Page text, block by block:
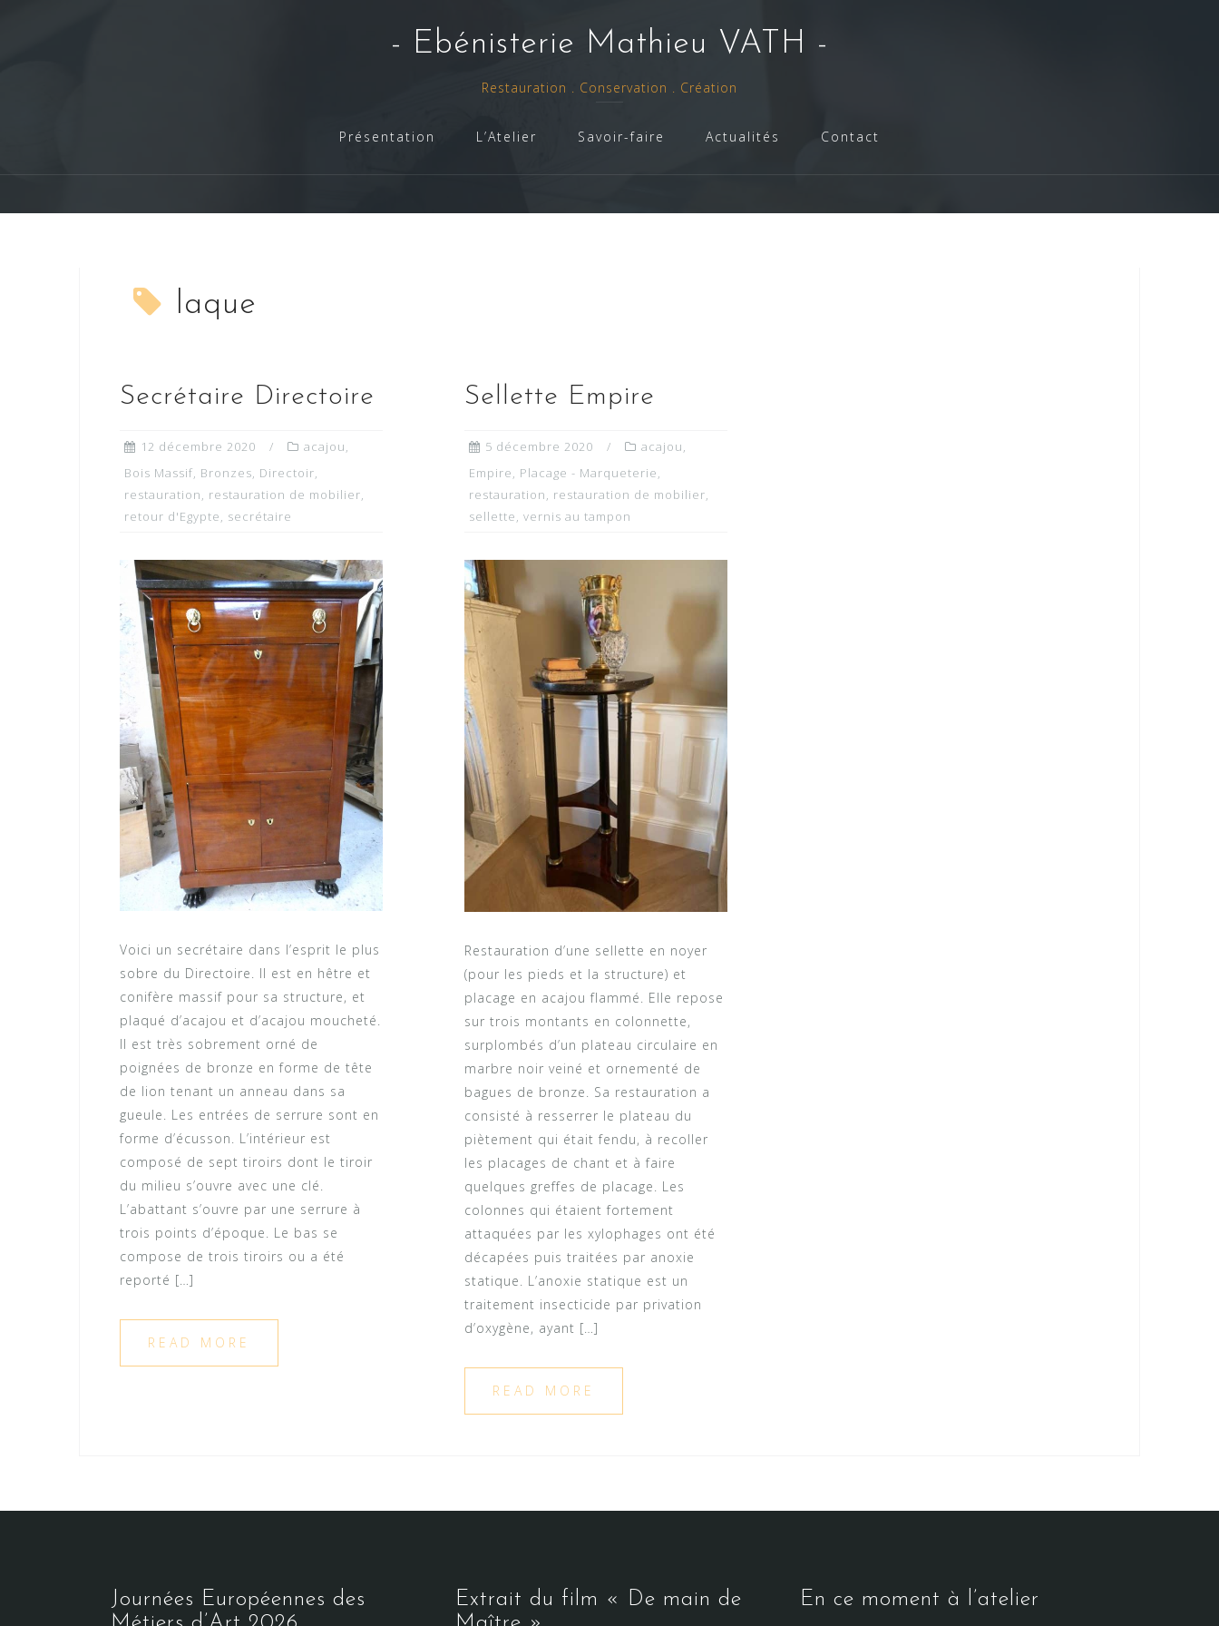
- Ebénisterie Mathieu VATH -
Restauration . Conservation . Création
Présentation L’Atelier Savoir-faire Actualités Contact
laque
Secrétaire Directoire
12 décembre 2020 acajou,
Bois Massif, Bronzes, Directoir,
restauration, restauration de mobilier,
retour d'Egypte, secrétaire
Voici un secrétaire dans l’esprit le plus
sobre du Directoire. Il est en hêtre et
conifère massif pour sa structure, et
plaqué d’acajou et d’acajou moucheté.
Il est très sobrement orné de
poignées de bronze en forme de tête
de lion tenant un anneau dans sa
gueule. Les entrées de serrure sont en
forme d’écusson. L’intérieur est
composé de sept tiroirs dont le tiroir
du milieu s’ouvre avec une clé.
L’abattant s’ouvre par une serrure à
trois points d’époque. Le bas se
compose de trois tiroirs ou a été
reporté […]
READ MORE
Sellette Empire
5 décembre 2020 acajou,
Empire, Placage - Marqueterie,
restauration, restauration de mobilier,
sellette, vernis au tampon
Restauration d’une sellette en noyer
(pour les pieds et la structure) et
placage en acajou flammé. Elle repose
sur trois montants en colonnette,
surplombés d’un plateau circulaire en
marbre noir veiné et ornementé de
bagues de bronze. Sa restauration a
consisté à resserrer le plateau du
piètement qui était fendu, à recoller
les placages de chant et à faire
quelques greffes de placage. Les
colonnes qui étaient fortement
attaquées par les xylophages ont été
décapées puis traitées par anoxie
statique. L’anoxie statique est un
traitement insecticide par privation
d’oxygène, ayant […]
READ MORE
Journées Européennes des
Extrait du film « De main de
En ce moment à l’atelier